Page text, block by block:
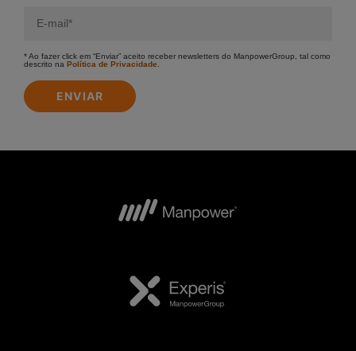
* Ao fazer click em “Enviar” aceito receber newsletters do ManpowerGroup, tal como
descrito na Política de Privacidade